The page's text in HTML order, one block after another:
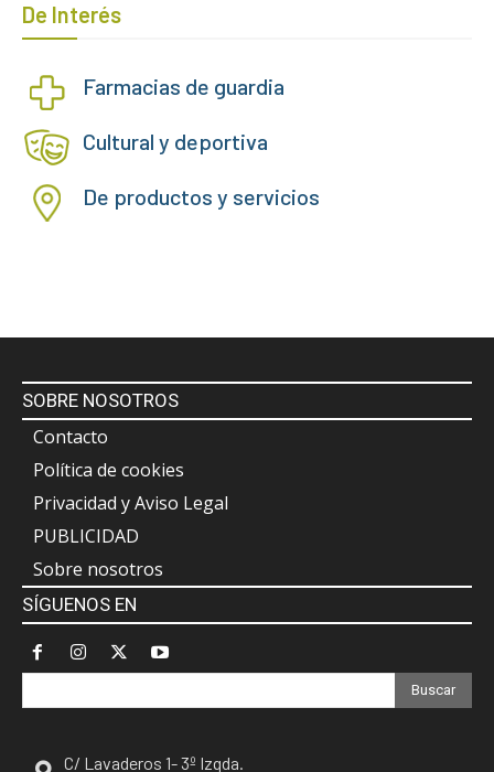
De Interés
Farmacias de guardia
Cultural y deportiva
De productos y servicios
SOBRE NOSOTROS
Contacto
Política de cookies
Privacidad y Aviso Legal
PUBLICIDAD
Sobre nosotros
SÍGUENOS EN
Buscar
C/ Lavaderos 1- 3º Izqda.